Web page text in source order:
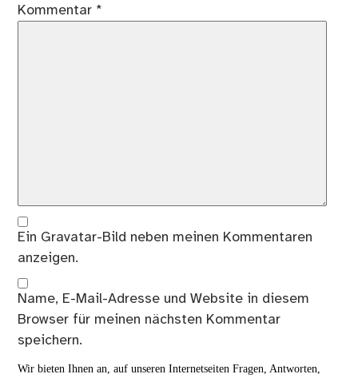
Kommentar *
Ein Gravatar-Bild neben meinen Kommentaren
anzeigen.
Name, E-Mail-Adresse und Website in diesem
Browser für meinen nächsten Kommentar
speichern.
Wir bieten Ihnen an, auf unseren Internetseiten Fragen, Antworten,